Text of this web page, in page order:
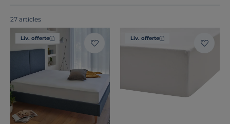
27 articles
Liv. offerte Liv. offerte